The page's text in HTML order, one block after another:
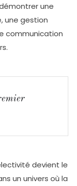
une
une gestion
communication
devient le
un univers où la